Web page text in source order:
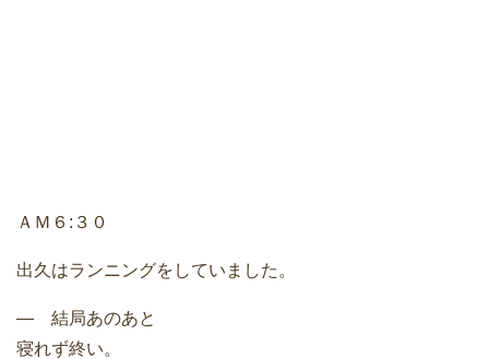
ＡＭ６:３０
出久はランニングをしていました。
― 結局あのあと
寝れず終い。